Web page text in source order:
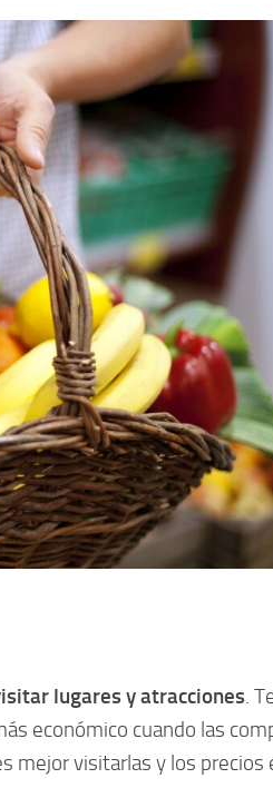
lugares y atracciones.
económico cuando las
mejor visitarlas y los precios